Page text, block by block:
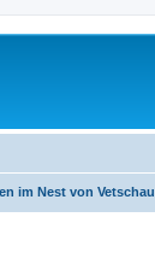
im Nest von Vetschau